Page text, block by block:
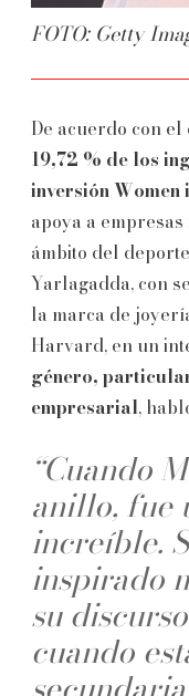
FOTO: Getty
De acuerdo con
19,72 % de los
inversión Women
apoya a
ámbito del
Yarlagadda, con
la marca de
Harvard, en un
género,
empresarial,
“Cuando
anillo, fue
increíble.
inspirado
su
cuando